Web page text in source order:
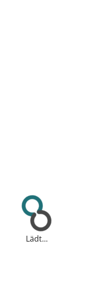
Lädt...